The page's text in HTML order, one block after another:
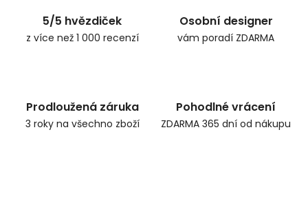
5/5 hvězdiček
z více než 1 000 recenzí
Osobní designer
vám poradí ZDARMA
Prodloužená záruka
3 roky na všechno zboží
Pohodlné vrácení
ZDARMA 365 dní od nákupu